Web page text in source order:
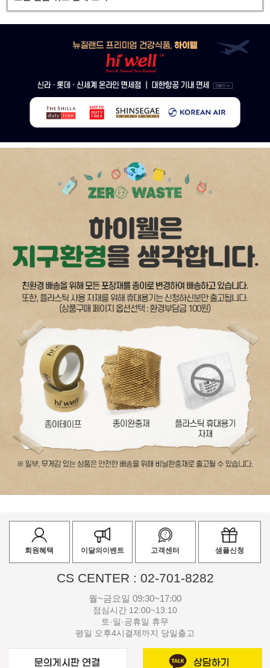
회원혜택 이달의이벤트 고객센터 샘플신청
CS CENTER : 02-701-8282
월~금요일 09:30~17:00
점심시간 12:00~13:10
토·일·공휴일 휴무
평일 오후4시결제까지 당일출고